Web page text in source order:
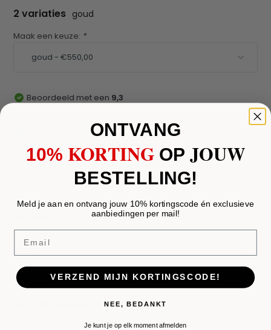
2 variaties goud
Maak een keuze: *
Beoordeeld met een 9,3
garantie
Productomschrijving
Delen
ONTVANG
10% KORTING OPJOUW
BESTELLING!
Meld je aan en ontvang jouw 10% kortingscode én exclusieve
aanbiedingen per mail!
VERZEND MIJN KORTINGSCODE!
NEE, BEDANKT
Je kunt je op elk moment afmelden